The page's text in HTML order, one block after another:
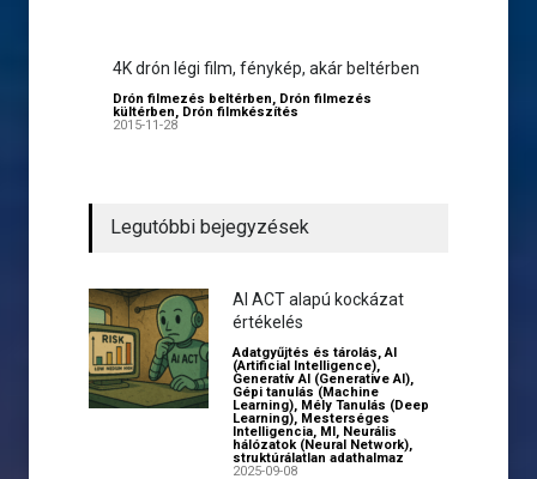
4K drón légi film, fénykép, akár beltérben
Drón filmezés beltérben, Drón filmezés
kültérben, Drón filmkészítés
2015-11-28
Legutóbbi bejegyzések
AI ACT alapú kockázat
értékelés
Adatgyűjtés és tárolás,AI
(Artificial Intelligence),
Generatív AI (Generative AI),
Gépi tanulás (Machine
Learning), Mély Tanulás (Deep
Learning), Mesterséges
Intelligencia, MI, Neurális
hálózatok (Neural Network),
struktúrálatlan adathalmaz
2025-09-08